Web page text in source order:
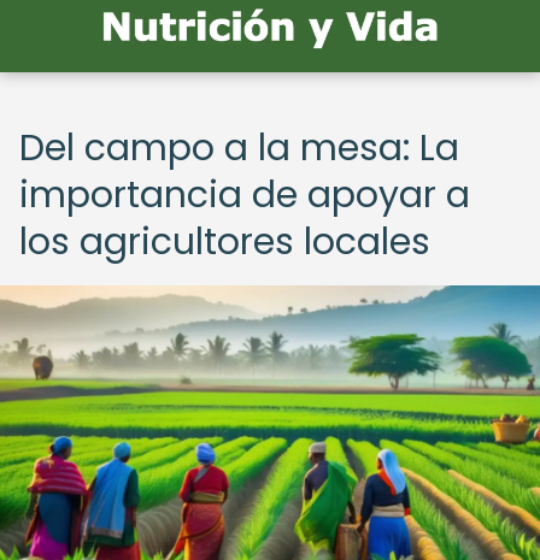
Del campo a la mesa: La
importancia de apoyar a
los agricultores locales